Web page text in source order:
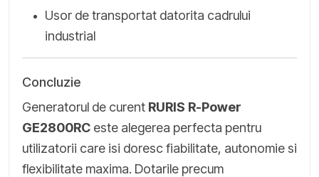
Usor de transportat datorita cadrului
industrial
Concluzie
Generatorul de curent RURIS R-Power
GE2800RC este alegerea perfecta pentru
utilizatorii care isi doresc fiabilitate, autonomie si
flexibilitate maxima. Dotarile precum